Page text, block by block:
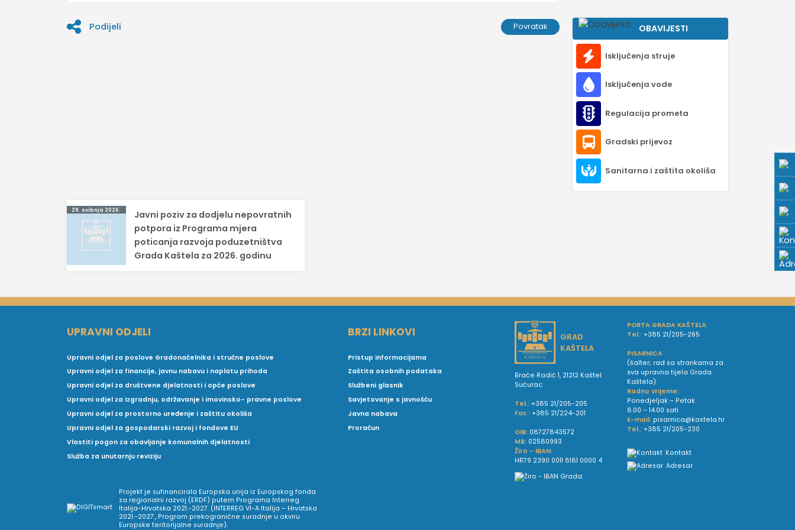
Podijeli Povratak OBAVIJESTI
Isključenja struje
Isključenja vode
Regulacija prometa
Gradski prijevoz
Sanitarna i zaštita okoliša
Navigacija
objava
29. svibnja 2026.
Javni poziv za dodjelu nepovratnih
potpora iz Programa mjera
poticanja razvoja poduzetništva
Grada Kaštela za 2026. godinu
UPRAVNI ODJELI
Upravni odjel za poslove Gradonačelnika i stručne poslove
Upravni odjel za financije, javnu nabavu i naplatu prihoda
Upravni odjel za društvene djelatnosti i opće poslove
Upravni odjel za izgradnju, održavanje i imovinsko- pravne poslove
Upravni odjel za prostorno uređenje i zaštitu okoliša
Upravni odjel za gospodarski razvoj i fondove EU
Vlastiti pogon za obavljanje komunalnih djelatnosti
Služba za unutarnju reviziju
BRZI LINKOVI
Pristup informacijama
Zaštita osobnih podataka
Službeni glasnik
Savjetovanje s javnošću
Javna nabava
Proračun
GRAD
KAŠTELA
Braće Radić 1, 21212 Kaštel
Sućurac
Tel.: +385 21/205-205
Fax.: +385 21/224-201
OIB: 08727843572
MB: 02580993
Žiro - IBAN:
HR79 2390 0011 8181 0000 4
PORTA GRADA KAŠTELA
Tel.: +385 21/205-265
PISARNICA
(šalter; rad sa strankama za
sva upravna tijela Grada
Kaštela)
Radno vrijeme:
Ponedjeljak – Petak
8.00 – 14.00 sati
E-mail: pisarnica@kastela.hr
Tel.: +385 21/205-230
Kontakt
Adresar
Projekt je sufinancirala Europska unija iz Europskog fonda
za regionalni razvoj (ERDF) putem Programa Interreg
Italija-Hrvatska 2021.-2027. (INTERREG VI-A Italija – Hrvatska
2021.-2027., Program prekogranične suradnje u okviru
Europske teritorijalne suradnje).